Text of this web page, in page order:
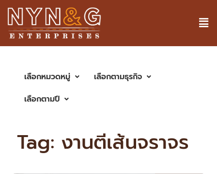
เลือกหมวดหมู่
เลือกตามธุรกิจ
เลือกตามปี
Tag: งานตีเส้นจราจร